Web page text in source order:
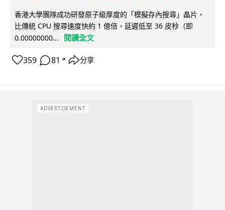
香港大學團隊成功研發原子級厚度的「模擬存內搜尋」晶片，
比傳統 CPU 搜尋速度快約 1 億倍，延遲低至 36 皮秒（即
0.00000000...
閱讀全文
359 81 ↗ 分享
ADVERTISEMENT